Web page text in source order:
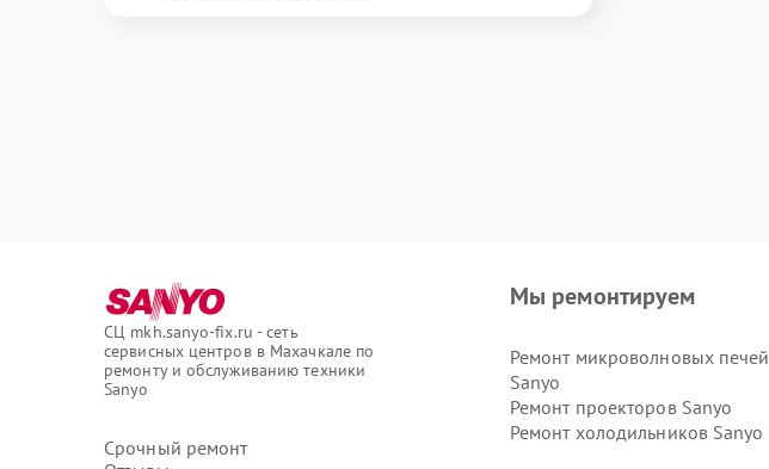
СЦ mkh.sanyo-fix.ru - сеть
сервисных центров в Махачкале по
ремонту и обслуживанию техники
Sanyo
Срочный ремонт
Мы ремонтируем
Ремонт микроволновых печей
Sanyo
Ремонт проекторов Sanyo
Ремонт холодильников Sanyo